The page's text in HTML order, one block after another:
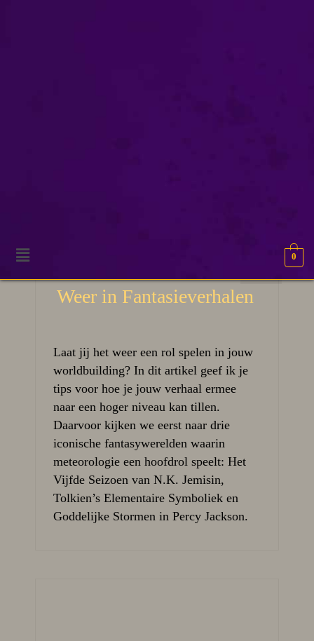
0
De Kracht van het
Weer in Fantasieverhalen
Laat jij het weer een rol spelen in jouw
worldbuilding? In dit artikel geef ik je
tips voor hoe je jouw verhaal ermee
naar een hoger niveau kan tillen.
Daarvoor kijken we eerst naar drie
iconische fantasywerelden waarin
meteorologie een hoofdrol speelt: Het
Vijfde Seizoen van N.K. Jemisin,
Tolkien’s Elementaire Symboliek en
Goddelijke Stormen in Percy Jackson.